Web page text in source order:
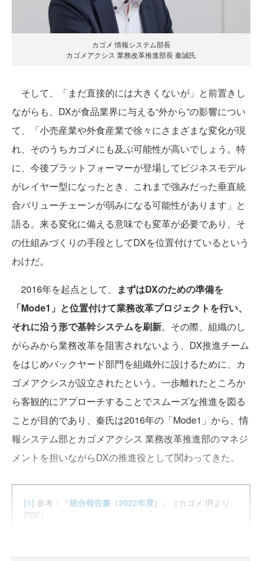
カゴメ 情報システム部長
カゴメアクシス 業務改革推進部長 秦誠氏
そして、「まだ直接的には大きくないが」と前置きし
ながらも、DXが食品業界に与える“外から”の影響につい
て、「小売産業や外食産業で徐々にさまざまな変化が現
れ、そのうちカゴメにも及ぶ可能性が高いでしょう。特
に、今後プラットフォーマーが登場してビジネスモデル
がレイヤー型になったとき、これまで強みだった垂直統
合バリューチェーンが弱みになる可能性があります」と
語る。来る変化に備える意味でも変革が必要であり、そ
の仕組みづくりの手段としてDXを位置付けているという
わけだ。
2016年を起点として、
まずはDXのための準備を
「Mode1」と位置付けて業務改革プロジェクトを行い、
それに沿う形で基幹システムを刷新。その際、組織のし
がらみから業務改革を阻害されないよう、DX推進チーム
をはじめバックヤード部門を組織外に設けるために、カ
ゴメアクシスが設立されたという。一歩離れたところか
ら客観的にアプローチすることでスムーズな推進を図る
ことが目的であり、秦氏は2016年の「Mode1」から、情
報システム部とカゴメアクシス 業務改革推進部のマネジ
メントを担いながらDXの推進役として関わってきた。
[1] 参考：『統合報告書（2022年度） 』（カゴメ IRより、
PDF）